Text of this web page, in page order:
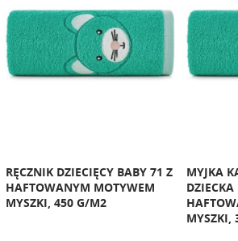
RĘCZNIK DZIECIĘCY BABY 71 Z
HAFTOWANYM MOTYWEM
MYSZKI, 450 G/M2
MYJKA
MYSZKI,